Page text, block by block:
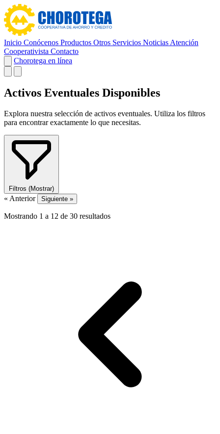
Inicio Conócenos Productos Otros Servicios Noticias Atención
Cooperativista Contacto
Chorotega en línea
Activos Eventuales Disponibles
Explora nuestra selección de activos eventuales. Utiliza los filtros
para encontrar exactamente lo que necesitas.
Filtros (Mostrar)
« Anterior Siguiente »
Mostrando 1 a 12 de 30 resultados